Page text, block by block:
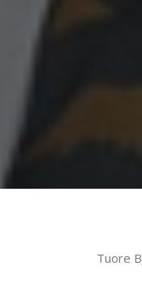
Tuore